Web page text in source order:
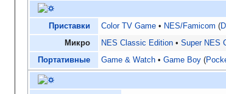
Приставки Color TV Game NES/Famicom (
Микро
NES Classic Edition
Super NES
Портативные
Game & Watch Game Boy